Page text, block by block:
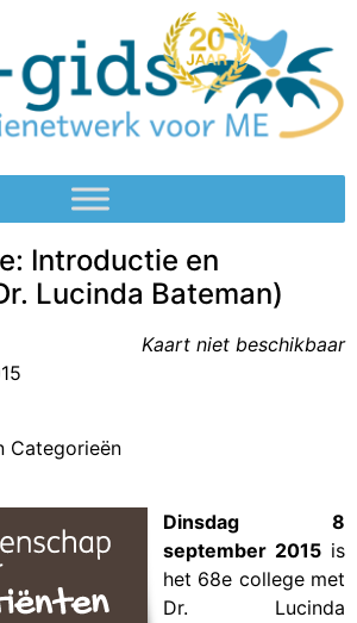
Introductie en
Lucinda Bateman)
Kaart niet beschikbaar
Categorieën
Dinsdag 8
september 2015 is
het 68e college met
Dr. Lucinda